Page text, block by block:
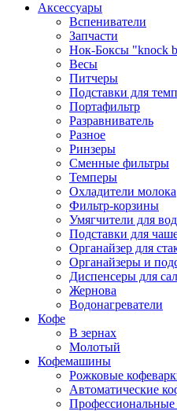
Аксессуары
Вспениватели
Запчасти
Нок-Боксы "knock
Весы
Питчеры
Подставки для
Портафильтр
Разравниватель
Разное
Ринзеры
Сменные фильтры
Темперы
Охладители молока
Фильтр-корзины
Умягчители для
Подставки для
Органайзер для
Органайзеры и
Диспенсеры для
Жернова
Водонагреватели
Кофе
В зернах
Молотый
Кофемашины
Рожковые
Автоматические